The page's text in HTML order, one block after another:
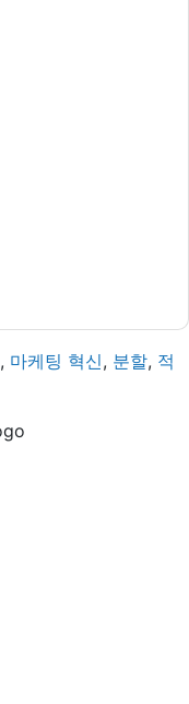
, 마케팅 혁신, 분할, 적